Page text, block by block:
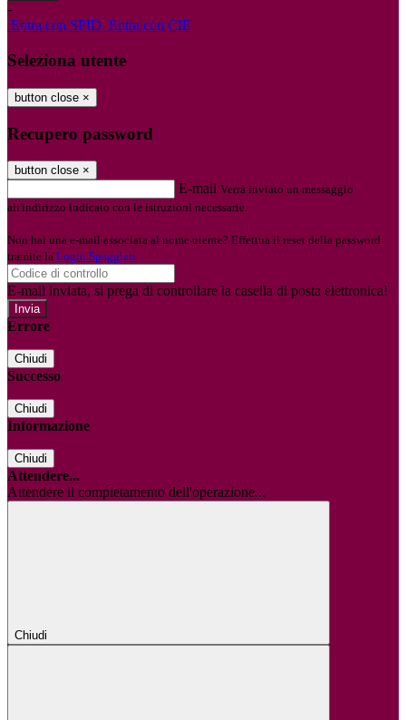
-
Entra con SPID Entra con CIE
Seleziona utente
button close ×
Recupero password
button close ×
E-mail Verrà inviato un messaggio
all'indirizzo indicato con le istruzioni necessarie.
Non hai una e-mail associata al nome utente? Effettua il reset della password
tramite la Login Spaggiari
E-mail inviata, si prega di controllare la casella di posta elettronica!
Errore
Chiudi
Successo
Chiudi
Informazione
Chiudi
Attendere...
Attendere il completamento dell'operazione...
Chiudi